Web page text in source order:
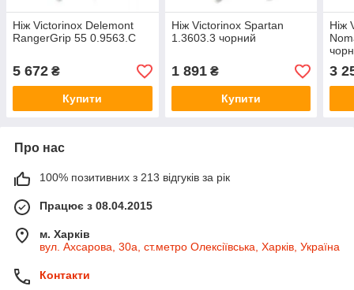
Ніж Victorinox Delemont
RangerGrip 55 0.9563.C
5 672 ₴
Купити
Ніж Victorinox Spartan
1.3603.3 чорний
1 891₴
Купити
Ніж
3
Про нас
100% позитивних з 213 відгуків за рік
Працює з 08.04.2015
м. Харків
вул. Ахсарова, 30а, ст.метро Олексіївська, Харків, Україна
Контакти